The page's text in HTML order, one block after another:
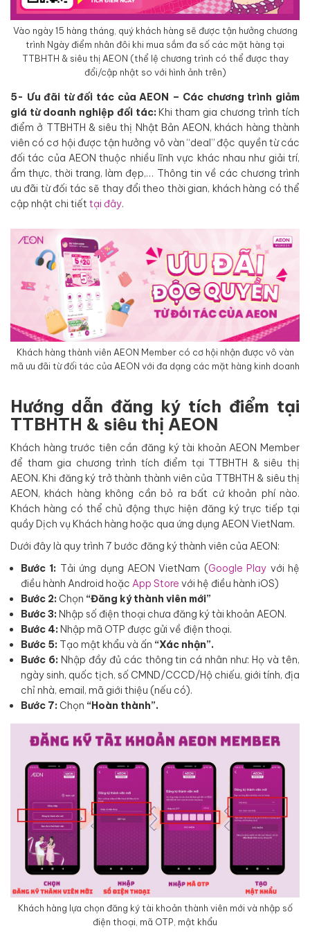
Vào ngày 15 hàng tháng, quý khách hàng sẽ được tận hưởng chương
trình Ngày điểm nhân đôi khi mua sắm đa số các mặt hàng tại
TTBHTH & siêu thị AEON (thể lệ chương trình có thể được thay
đổi/cập nhật so với hình ảnh trên)
5- Ưu đãi từ đối tác của AEON – Các chương trình giảm
giá từ doanh nghiệp đối tác:Khi tham gia chương trình tích
điểm ở TTBHTH & siêu thị Nhật Bản AEON, khách hàng thành
viên có cơ hội được tận hưởng vô vàn “deal” độc quyền từ các
đối tác của AEON thuộc nhiều lĩnh vực khác nhau như giải trí,
ẩm thực, thời trang, làm đẹp,… Thông tin về các chương trình
ưu đãi từ đối tác sẽ thay đổi theo thời gian, khách hàng có thể
cập nhật chi tiết tại đây.
Khách hàng thành viên AEON Member có cơ hội nhận được vô vàn
mã ưu đãi từ đối tác của AEON với đa dạng các mặt hàng kinh doanh
Hướng dẫn đăng ký tích điểm tại
TTBHTH & siêu thị AEON
Khách hàng trước tiên cần đăng ký tài khoản AEON Member
để tham gia chương trình tích điểm tại TTBHTH & siêu thị
AEON. Khi đăng ký trở thành thành viên của TTBHTH & siêu thị
AEON, khách hàng không cần bỏ ra bất cứ khoản phí nào.
Khách hàng có thể chủ động thực hiện đăng ký trực tiếp tại
quầy Dịch vụ Khách hàng hoặc qua ứng dụng AEON VietNam.
Dưới đây là quy trình 7 bước đăng ký thành viên của AEON:
Bước 1: Tải ứng dụng AEON VietNam (Google Play với hệ
điều hành Android hoặc App Store với hệ điều hành iOS)
Bước 2: Chọn “Đăng ký thành viên mới”
Bước 3: Nhập số điện thoại chưa đăng ký tài khoản AEON.
Bước 4: Nhập mã OTP được gửi về điện thoại.
Bước 5: Tạo mật khẩu và ấn “Xác nhận”.
Bước 6:Nhập đầy đủ các thông tin cá nhân như: Họ và tên,
ngày sinh, quốc tịch, số CMND/CCCD/Hộ chiếu, giới tính, địa
chỉ nhà, email, mã giới thiệu (nếu có).
Bước 7: Chọn “Hoàn thành”.
Khách hàng lựa chọn đăng ký tài khoản thành viên mới và nhập số
điện thoại, mã OTP, mật khẩu